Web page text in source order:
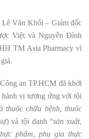
Văn Khối – Giám đốc
Việt và Nguyễn Đình
TM Asia Pharmacy vì
an TP.HCM đã khởi
vi tương ứng với tội
thuốc chữa bệnh, thuốc
và tội danh “sản xuất,
phẩm, phụ gia thực